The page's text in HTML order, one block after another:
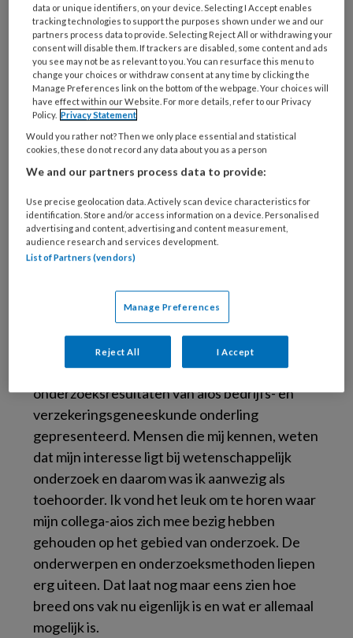
In de opleiding tot bedrijfs- en
verzekeringsarts leren aios zelfstandig een
praktijkgericht wetenschappelijk onderzoek
op te zetten. Dit voeren ze uit onder
begeleiding. Deze inspanningen leiden
vervolgens tot een conceptartikel. Tot zover
niks nieuws lijkt mij. Veelal blijft het echter bij
onderzoek hebben afgerond en ‘zijn er klaar
mee’. Het conceptartikel beland dan ergens op
een plank om in de vergetelheid te raken.
Een mooie gelegenheid om te leren van elkaars
onderzoek is het presenteren daarvan. Bij de
NSPOH is het gebruikelijk om conceptartikelen
te presenteren op een symposium. Bij de
SGBO werden recent ook
onderzoeksresultaten van aios bedrijfs- en
verzekeringsgeneeskunde onderling
gepresenteerd. Mensen die mij kennen, weten
dat mijn interesse ligt bij wetenschappelijk
onderzoek en daarom was ik aanwezig als
toehoorder. Ik vond het leuk om te horen waar
mijn collega-aios zich mee bezig hebben
gehouden op het gebied van onderzoek. De
onderwerpen en onderzoeksmethoden liepen
erg uiteen. Dat laat nog maar eens zien hoe
breed ons vak nu eigenlijk is en wat er allemaal
mogelijk is.
data or unique identifiers, on your device. Selecting I Accept enables
tracking technologies to support the purposes shown under we and our
partners process data to provide. Selecting Reject All or withdrawing your
consent will disable them. If trackers are disabled, some content and ads
you see may not be as relevant to you. You can resurface this menu to
change your choices or withdraw consent at any time by clicking the
Manage Preferences link on the bottom of the webpage. Your choices will
have effect within our Website. For more details, refer to our Privacy
Policy. Privacy Statement
Would you rather not? Then we only place essential and statistical
cookies, these do not record any data about you as a person
We and our partners process data to provide:
Use precise geolocation data. Actively scan device characteristics for
identification. Store and/or access information on a device. Personalised
advertising and content, advertising and content measurement,
audience research and services development.
List of Partners (vendors)
Manage Preferences
Reject All I Accept